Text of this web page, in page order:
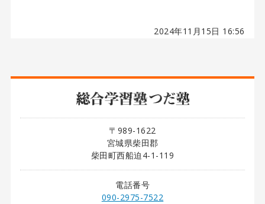
2024年11月15日 16:56
〒989-1622
宮城県柴田郡
柴田町西船迫4-1-119
電話番号
090-2975-7522